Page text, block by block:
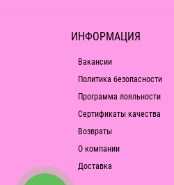
ИНФОРМАЦИЯ
Вакансии
Политика безопасности
Программа лояльности
Сертификаты качества
Возвраты
О компании
Доставка